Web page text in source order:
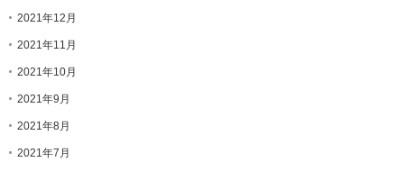
2021年12月
2021年11月
2021年10月
2021年9月
2021年8月
2021年7月